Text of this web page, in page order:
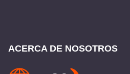
ACERCA DE NOSOTROS